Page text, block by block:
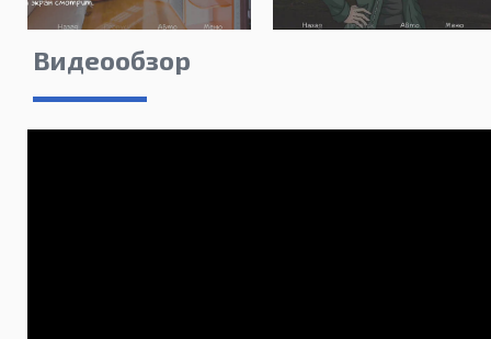
Видеообзор